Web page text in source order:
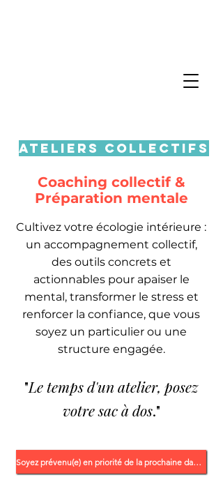
ATELIERS collectifs
Coaching collectif &
Préparation mentale
Cultivez votre écologie intérieure :
un accompagnement collectif,
des outils concrets et
actionnables pour apaiser le
mental, transformer le stress et
renforcer la confiance, que vous
soyez un particulier ou une
structure engagée.
"Le temps d'un atelier, posez
votre sac à dos.​"
Soyez prévenu(e) en priorité de la prochaine date !